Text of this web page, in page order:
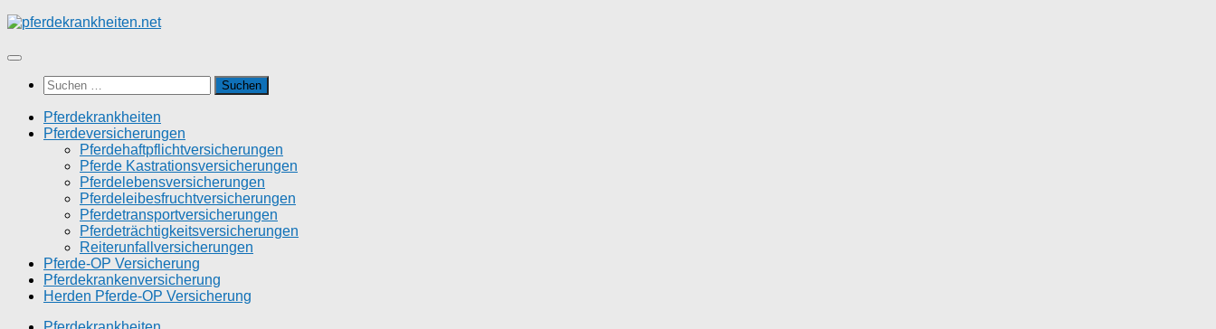
Zum
springen
Suchen
nach:
Pferdekrankheiten
Pferdeversicherungen
Pferdehaftpflichtversicherungen
Pferde Kastrationsversicherungen
Pferdelebensversicherungen
Pferdeleibesfruchtversicherungen
Pferdetransportversicherungen
Pferdeträchtigkeitsversicherungen
Reiterunfallversicherungen
Pferde-OP Versicherung
Pferdekrankenversicherung
Herden Pferde-OP Versicherung